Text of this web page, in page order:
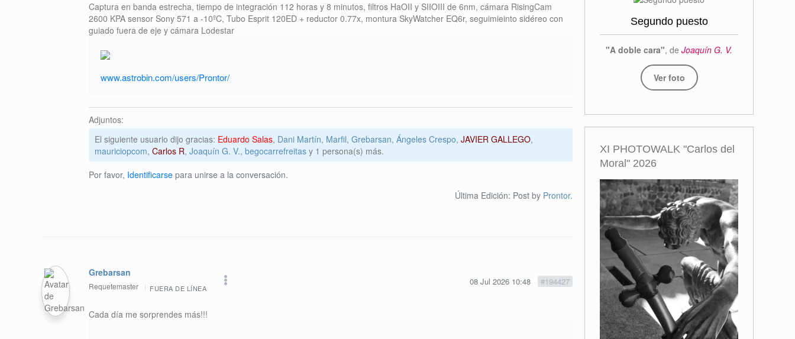
Captura en banda estrecha, tiempo de integración 112 horas y 8 minutos, filtros HaOII y SIIOIII de 6nm, cámara RisingCam
2600 KPA sensor Sony 571 a -10ºC, Tubo Esprit 120ED + reductor 0.77x, montura SkyWatcher EQ6r, seguimieinto sidéreo con
guiado fuera de eje y cámara Lodestar
www.astrobin.com/users/Prontor/
Adjuntos:
El siguiente usuario dijo gracias: Eduardo Salas, Dani Martín, Marfil, Grebarsan, Ángeles Crespo, JAVIER GALLEGO,
mauriciopcom, Carlos R, Joaquín G. V., begocarrefreitas y 1 persona(s) más.
Por favor, Identificarse para unirse a la conversación.
Última Edición: Post by Prontor.
08 Jul 2026 10:48 #194427
Grebarsan
Requetemaster FUERA DE LÍNEA
Cada día me sorprendes más!!!
Segundo puesto
"A doble cara", de Joaquín G. V.
Ver foto
XI PHOTOWALK "Carlos del
Moral" 2026